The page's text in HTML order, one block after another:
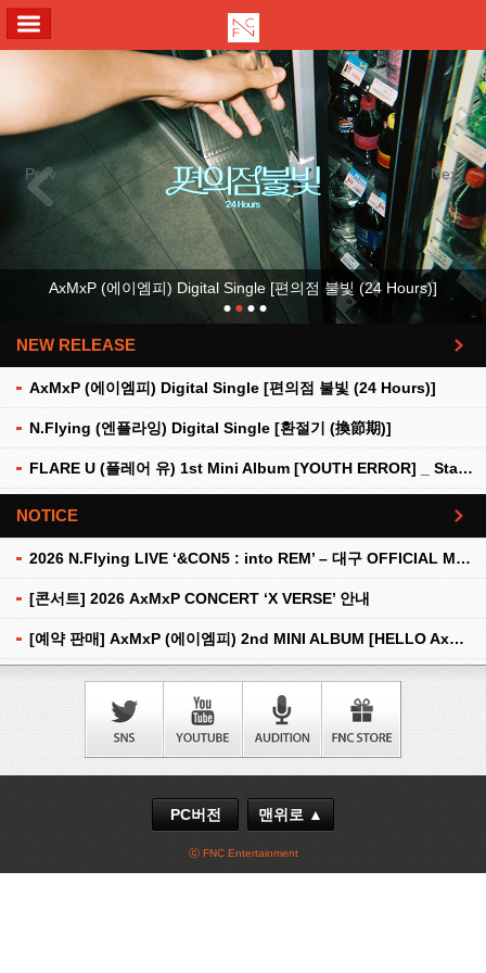
Previous Next
AxMxP (에이엠피) Digital Single [편의점 불빛 (24 Hours)]
NEW RELEASE
AxMxP (에이엠피) Digital Single [편의점 불빛 (24 Hours)]
N.Flying (엔플라잉) Digital Single [환절기 (換節期)]
FLARE U (플레어 유) 1st Mini Album [YOUTH ERROR] _ Stationery Kit Ver.
더보기
NOTICE
2026 N.Flying LIVE ‘&CON5 : into REM’ – 대구 OFFICIAL MD 현장 판매 안내
[콘서트] 2026 AxMxP CONCERT ‘X VERSE’ 안내
[예약 판매] AxMxP (에이엠피) 2nd MINI ALBUM [HELLO AxMxP] 예약 판매 안내
더보기
PC버전 맨위로 ▲
ⓒ FNC Entertainment